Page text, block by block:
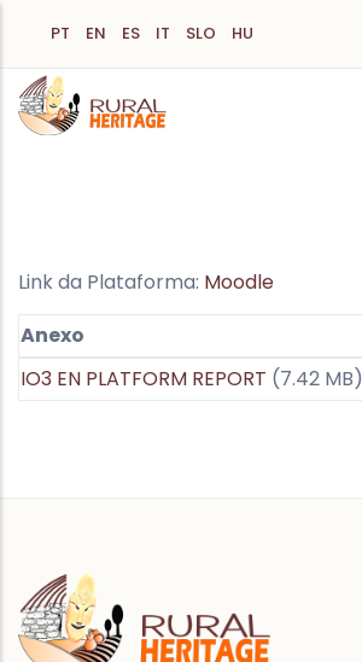
conteúdo
PT EN ES IT SLO HU
Link da Plataforma: Moodle
Anexo
IO3 EN PLATFORM REPORT (7.42 MB)